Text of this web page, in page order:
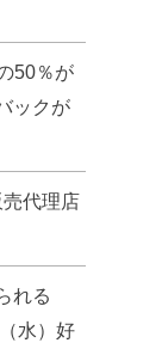
50％が
ックが
代理店
れる
水）好